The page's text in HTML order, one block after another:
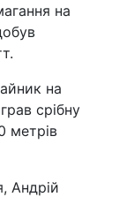
на
на
срібну
метрів
Андрій